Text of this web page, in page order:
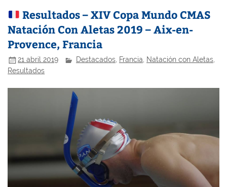
Resultados – XIV Copa Mundo CMAS
Natación Con Aletas 2019 – Aix-en-
Provence, Francia
21 abril 2019 Destacados Francia Natación con Aletas
Resultados